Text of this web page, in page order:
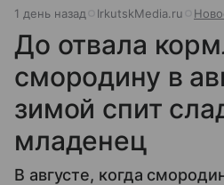
1 день назад IrkutskMedia.ru
До отвала
смородину в
зимой спит
младенец
В августе, когда